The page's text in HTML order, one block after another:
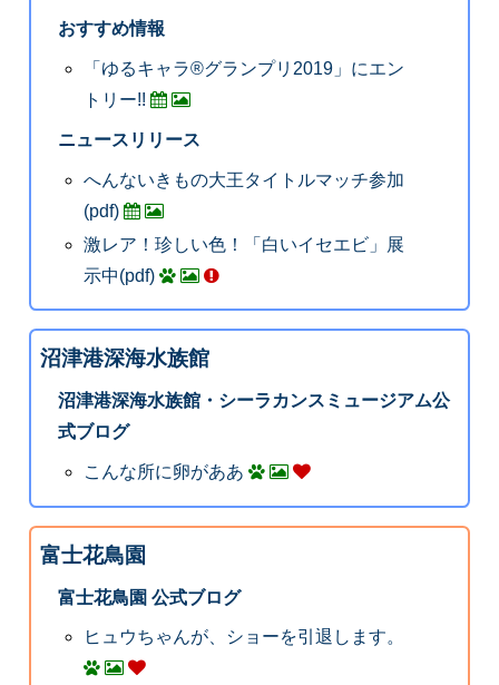
おすすめ情報
「ゆるキャラ®グランプリ2019」にエン
トリー!!
ニュースリリース
へんないきもの大王タイトルマッチ参加
(pdf)
激レア！珍しい色！「白いイセエビ」展
示中(pdf)
沼津港深海水族館
沼津港深海水族館・シーラカンスミュージアム公
式ブログ
こんな所に卵がああ
富士花鳥園
富士花鳥園 公式ブログ
ヒュウちゃんが、ショーを引退します。